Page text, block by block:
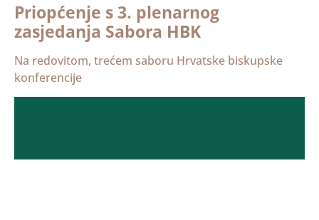
Priopćenje s 3. plenarnog
zasjedanja Sabora HBK
Na redovitom, trećem saboru Hrvatske biskupske
konferencije